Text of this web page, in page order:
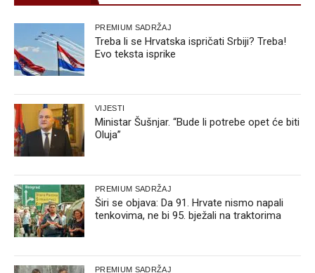
PREMIUM SADRŽAJ
Treba li se Hrvatska ispričati Srbiji? Treba!
Evo teksta isprike
VIJESTI
Ministar Šušnjar. “Bude li potrebe opet će biti
Oluja”
PREMIUM SADRŽAJ
Širi se objava: Da 91. Hrvate nismo napali
tenkovima, ne bi 95. bježali na traktorima
PREMIUM SADRŽAJ